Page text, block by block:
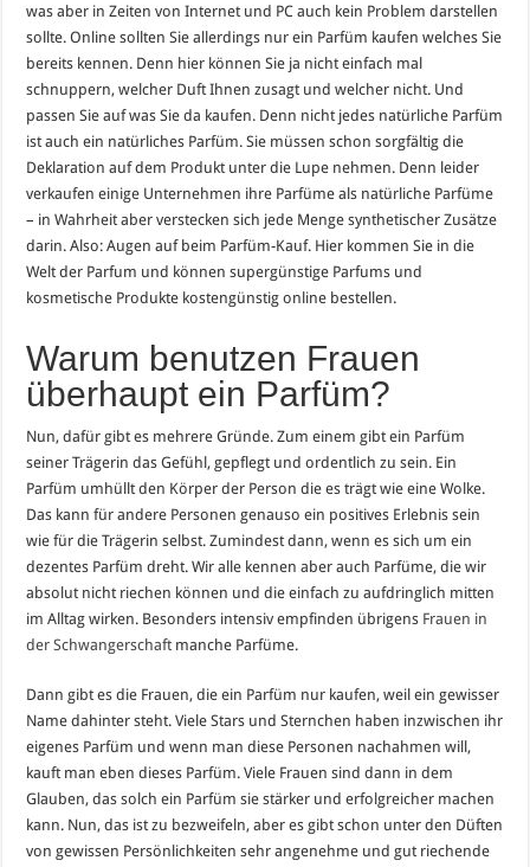
was aber in Zeiten von Internet und PC auch kein Problem darstellen
sollte. Online sollten Sie allerdings nur ein Parfüm kaufen welches Sie
bereits kennen. Denn hier können Sie ja nicht einfach mal
schnuppern, welcher Duft Ihnen zusagt und welcher nicht. Und
passen Sie auf was Sie da kaufen. Denn nicht jedes natürliche Parfüm
ist auch ein natürliches Parfüm. Sie müssen schon sorgfältig die
Deklaration auf dem Produkt unter die Lupe nehmen. Denn leider
verkaufen einige Unternehmen ihre Parfüme als natürliche Parfüme
– in Wahrheit aber verstecken sich jede Menge synthetischer Zusätze
darin. Also: Augen auf beim Parfüm-Kauf. Hier kommen Sie in die
Welt der Parfum und können supergünstige Parfums und
kosmetische Produkte kostengünstig online bestellen.
Warum benutzen Frauen
überhaupt ein Parfüm?
Nun, dafür gibt es mehrere Gründe. Zum einem gibt ein Parfüm
seiner Trägerin das Gefühl, gepflegt und ordentlich zu sein. Ein
Parfüm umhüllt den Körper der Person die es trägt wie eine Wolke.
Das kann für andere Personen genauso ein positives Erlebnis sein
wie für die Trägerin selbst. Zumindest dann, wenn es sich um ein
dezentes Parfüm dreht. Wir alle kennen aber auch Parfüme, die wir
absolut nicht riechen können und die einfach zu aufdringlich mitten
im Alltag wirken. Besonders intensiv empfinden übrigens Frauen in
der Schwangerschaft manche Parfüme.
Dann gibt es die Frauen, die ein Parfüm nur kaufen, weil ein gewisser
Name dahinter steht. Viele Stars und Sternchen haben inzwischen ihr
eigenes Parfüm und wenn man diese Personen nachahmen will,
kauft man eben dieses Parfüm. Viele Frauen sind dann in dem
Glauben, das solch ein Parfüm sie stärker und erfolgreicher machen
kann. Nun, das ist zu bezweifeln, aber es gibt schon unter den Düften
von gewissen Persönlichkeiten sehr angenehme und gut riechende